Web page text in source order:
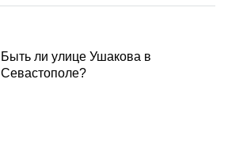
Быть ли улице Ушакова в
Севастополе?